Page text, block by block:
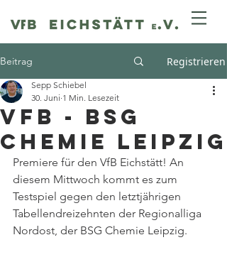
Beitrag Registrieren
VfB - BSG
Chemie Leipzig
Sepp Schiebel
30. Juni 1 Min. Lesezeit
Premiere für den VfB Eichstätt! An
diesem Mittwoch kommt es zum
Testspiel gegen den letztjährigen
Tabellendreizehnten der Regionalliga
Nordost, der BSG Chemie Leipzig.